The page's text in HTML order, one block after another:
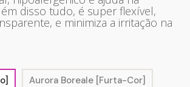
disso tudo, é super flexível,
e minimiza a irritação na
Aurora Boreale [Furta-Cor]